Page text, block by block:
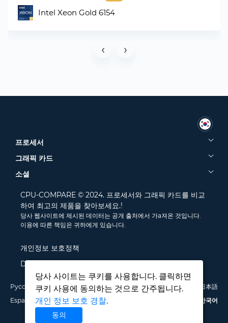
Intel Xeon Gold 6154
‹ ›
프로세서
그래픽 카드
소셜
CPU-COMPARE © 2024. 프로세서와 그래픽 카드를 비교
하여 최고의 제품을 찾아보세요.!
당사 웹사이트에 제시된 데이터는 공개 출처에서 가a져온 것입니다.
이용에 따른 책임은 귀하에게 있습니다.
개인정보 보호정책
Disclamer
당사 사이트는 쿠키를 사용합니다. 클릭하면
쿠키 사용에 동의하는 것으로 간주됩니다.
개인 정보 보호 경찰.
동의
Русский English Deutsch Português Italiano Français
日本語
Español
Polski 한국어